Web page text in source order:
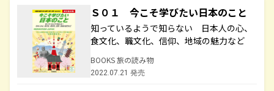
Ｓ０１ 今こそ学びたい日本のこと
知っているようで知らない 日本人の心、
食文化、職文化、信仰、地域の魅力など
BOOKS 旅の読み物
2022.07.21 発売